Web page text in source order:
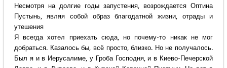
Несмотря на долгие годы запустения, возрождается Оптина
Пустынь, являя собой образ благодатной жизни, отрады и
утешения
Я всегда хотел приехать сюда, но почему-то никак не мог
добраться. Казалось бы, всё просто, близко. Но не получалось.
Был я и в Иерусалиме, у Гроба Господня, и в Киево-Печерской